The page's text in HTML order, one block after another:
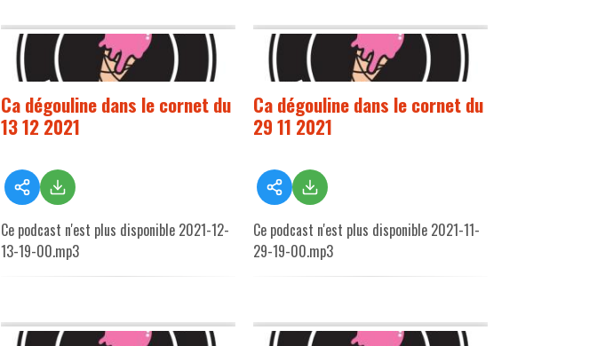
Ca dégouline dans le cornet du
13 12 2021
Ce podcast n'est plus disponible 2021-12-
13-19-00.mp3
Ca dégouline dans le cornet du
29 11 2021
Ce podcast n'est plus disponible 2021-11-
29-19-00.mp3